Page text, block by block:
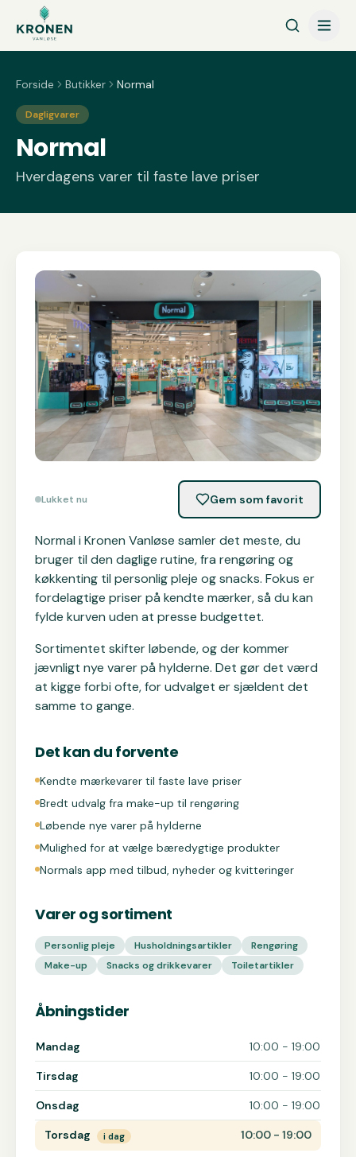
Spring til indhold
Forside Butikker Normal
Dagligvarer
Normal
Hverdagens varer til faste lave priser
Lukket nu Gem som favorit
Normal i Kronen Vanløse samler det meste, du
bruger til den daglige rutine, fra rengøring og
køkkenting til personlig pleje og snacks. Fokus er
fordelagtige priser på kendte mærker, så du kan
fylde kurven uden at presse budgettet.
Sortimentet skifter løbende, og der kommer
jævnligt nye varer på hylderne. Det gør det værd
at kigge forbi ofte, for udvalget er sjældent det
samme to gange.
Det kan du forvente
Kendte mærkevarer til faste lave priser
Bredt udvalg fra make-up til rengøring
Løbende nye varer på hylderne
Mulighed for at vælge bæredygtige produkter
Normals app med tilbud, nyheder og kvitteringer
Varer og sortiment
Personlig pleje Husholdningsartikler
Rengøring
Make-up
Snacks og drikkevarer Toiletartikler
Åbningstider
Åbningstider for Normal
Mandag 10:00 - 19:00
Tirsdag 10:00 - 19:00
Onsdag 10:00 - 19:00
Torsdag i dag 10:00 - 19:00